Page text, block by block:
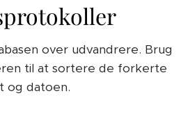
over udvandrere. Brug
til at sortere de forkerte
og datoen.